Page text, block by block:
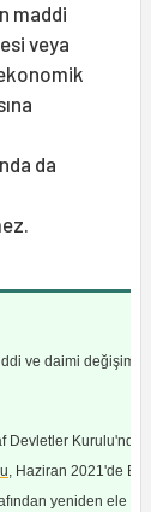
maddi
veya
da
ve daimi değişime
Devletler Kurulu'nda
, Haziran 2021'de
yeniden ele